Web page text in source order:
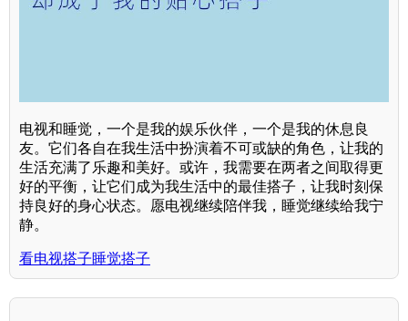
电视和睡觉，一个是我的娱乐伙伴，一个是我的休息良
友。它们各自在我生活中扮演着不可或缺的角色，让我的
生活充满了乐趣和美好。或许，我需要在两者之间取得更
好的平衡，让它们成为我生活中的最佳搭子，让我时刻保
持良好的身心状态。愿电视继续陪伴我，睡觉继续给我宁
静。
看电视搭子睡觉搭子